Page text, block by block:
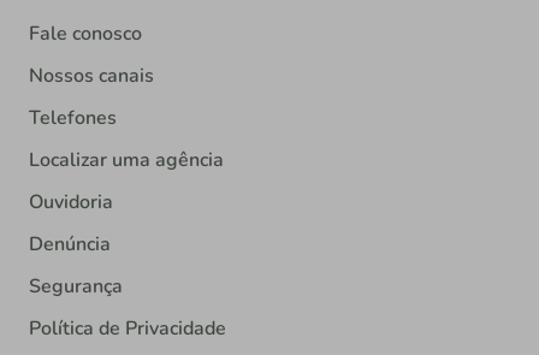
Fale conosco
Nossos canais
Telefones
Localizar uma agência
Ouvidoria
Denúncia
Segurança
Política de Privacidade